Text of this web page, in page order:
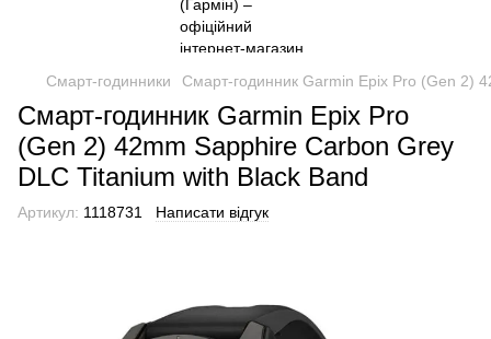
Смарт-годинники Смарт-годинник Garmin Epix Pro (Gen 2)
Смарт-годинник Garmin Epix Pro
(Gen 2) 42mm Sapphire Carbon Grey
DLC Titanium with Black Band
Артикул: 1118731 Написати відгук